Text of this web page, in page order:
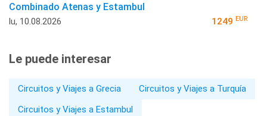
Combinado Atenas y Estambul
lu, 10.08.2026 1249 EUR
Le puede interesar
Circuitos y Viajes a Grecia
Circuitos y Viajes a Turquía
Circuitos y Viajes a Estambul